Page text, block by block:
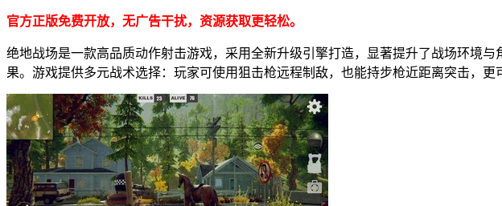
官方正版免费开放，无广告干扰，资源获取更轻松。
绝地战场是一款高品质动作射击游戏，采用全新升级引擎打造，显著提升了战场环境
果。游戏提供多元战术选择：玩家可使用狙击枪远程制敌，也能持步枪近距离突击，